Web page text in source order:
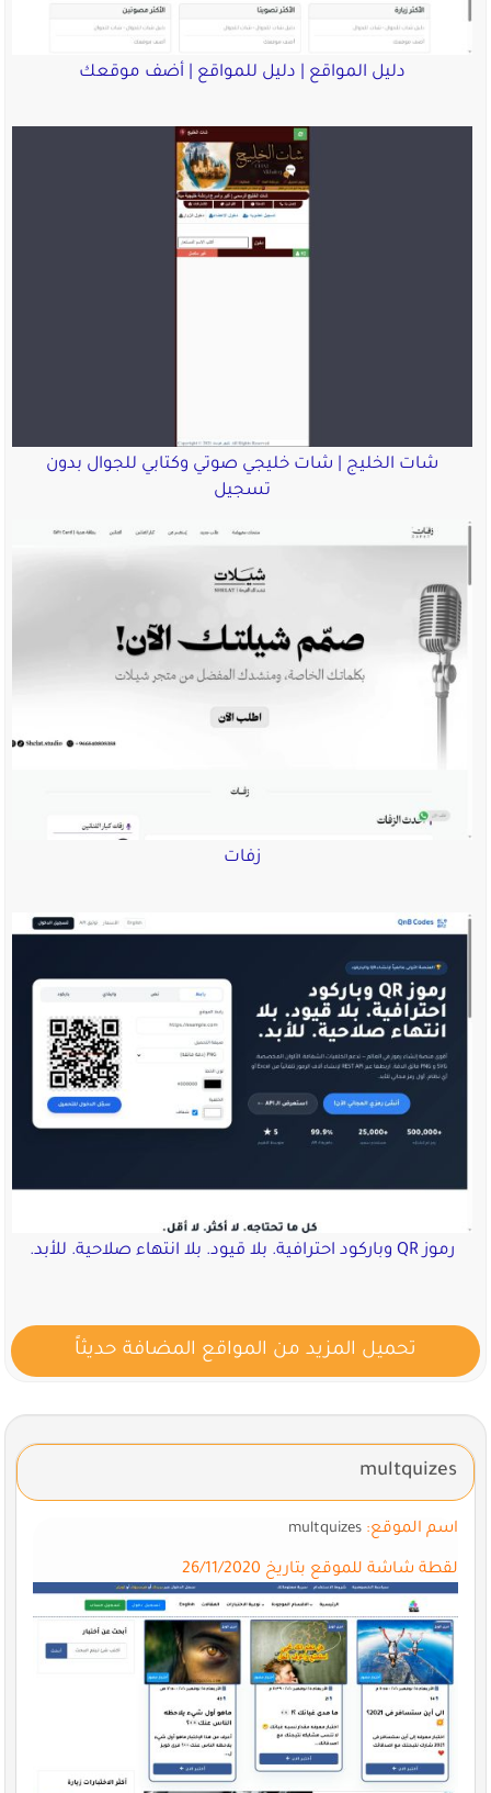
دليل المواقع | دليل للمواقع | أضف موقعك
شات الخليج | شات خليجي صوتي وكتابي للجوال بدون
تسجيل
زفات
رموز QR وباركود احترافية. بلا قيود. بلا انتهاء صلاحية. للأبد.
تحميل المزيد من المواقع المضافة حديثاً
multquizes
اسم الموقع:multquizes
لقطة شاشة للموقع بتاريخ 26/11/2020